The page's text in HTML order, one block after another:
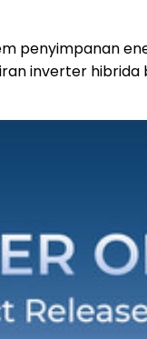
penyimpanan
inverter hibrida